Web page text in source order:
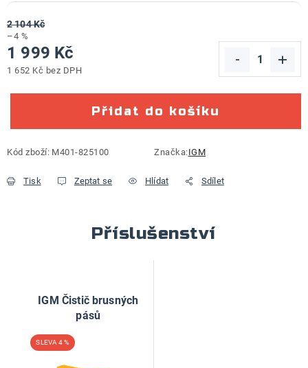
2 104 Kč
–4 %
1 999 Kč
1 652 Kč bez DPH
Přidat do košíku
Kód zboží: M401-825100 Značka:IGM
Tisk Zeptat se Hlídat Sdílet
Příslušenství
IGM Čistič brusných
pásů
4 %